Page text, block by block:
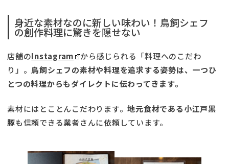
身近な素材なのに新しい味わい！鳥飼シェフ
の創作料理に驚きを隠せない
店舗のInstagram
から感じられる「料理へのこだわ
り」。 鳥飼シェフの素材や料理を追求する姿勢は、一つひ
とつの料理からもダイレクトに伝わってきます。
素材にはとことんこだわります。地元食材である小江戸黒
豚も信頼できる業者さんに依頼しています。